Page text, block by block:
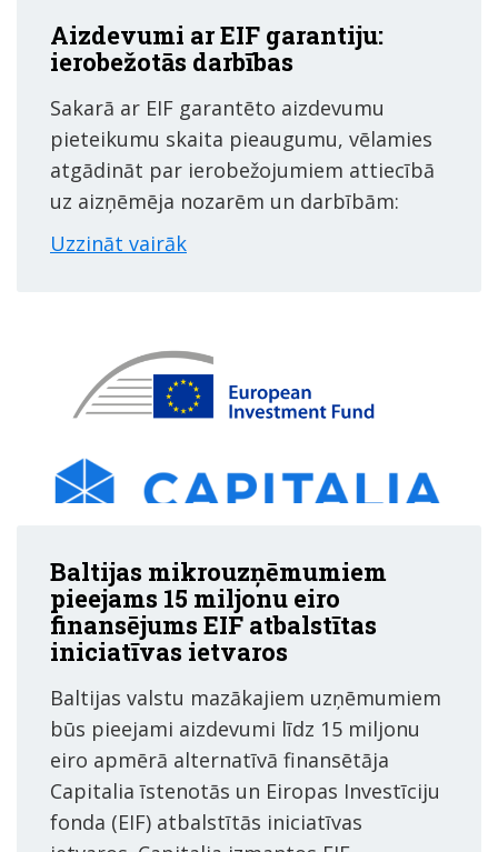
Aizdevumi ar EIF garantiju:
ierobežotās darbības
Sakarā ar EIF garantēto aizdevumu
pieteikumu skaita pieaugumu, vēlamies
atgādināt par ierobežojumiem attiecībā
uz aizņēmēja nozarēm un darbībām:
Uzzināt vairāk
Baltijas mikrouzņēmumiem
pieejams 15 miljonu eiro
finansējums EIF atbalstītas
iniciatīvas ietvaros
Baltijas valstu mazākajiem uzņēmumiem
būs pieejami aizdevumi līdz 15 miljonu
eiro apmērā alternatīvā finansētāja
Capitalia īstenotās un Eiropas Investīciju
fonda (EIF) atbalstītās iniciatīvas